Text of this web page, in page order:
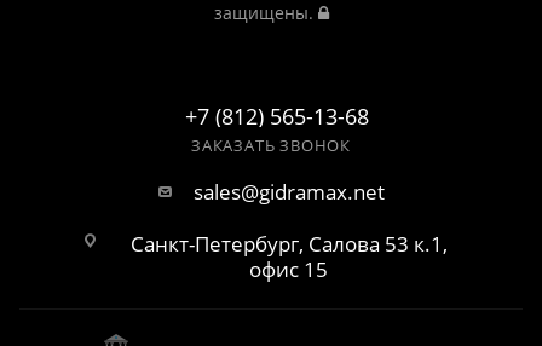
защищены.
+7 (812) 565-13-68
ЗАКАЗАТЬ ЗВОНОК
sales@gidramax.net
Санкт-Петербург, Салова 53 к.1,
офис 15